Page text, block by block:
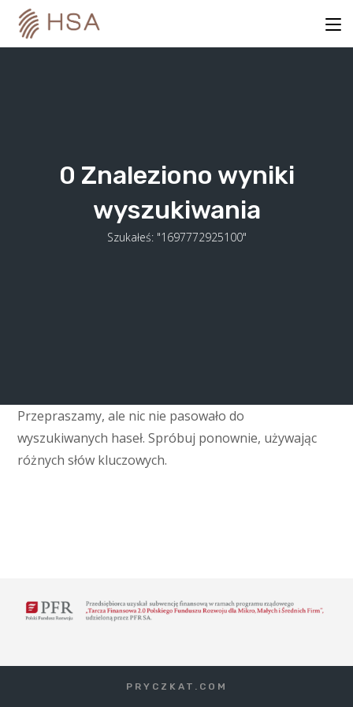
content
0 Znaleziono wyniki
wyszukiwania
Szukałeś: "1697772925100"
Przepraszamy, ale nic nie pasowało do
wyszukiwanych haseł. Spróbuj ponownie, używając
różnych słów kluczowych.
PRYCZKAT.COM